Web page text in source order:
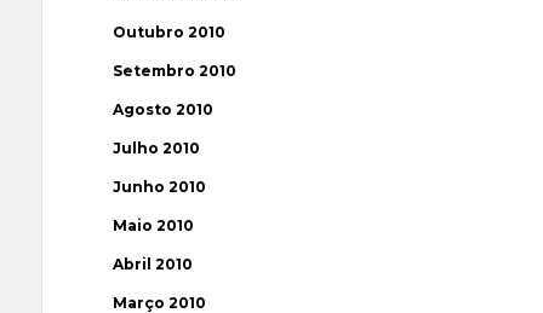
Outubro 2010
Setembro 2010
Agosto 2010
Julho 2010
Junho 2010
Maio 2010
Abril 2010
Março 2010